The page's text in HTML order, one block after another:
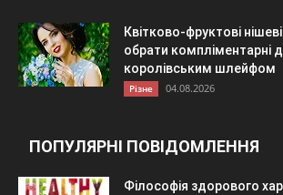
Квітково-фруктові
обрати компліментарні
королівським шлейфом
Різне 04.08.2026
ПОПУЛЯРНІ ПОВІДОМЛЕННЯ
Філософія здорового